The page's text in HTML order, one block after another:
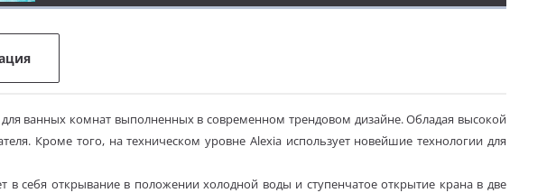
ванных комнат выполненных в современном трендовом дизайне. Обладая высокой
Кроме того, на техническом уровне Alexia использует новейшие технологии для
себя открывание в положении холодной воды и ступенчатое открытие крана в две